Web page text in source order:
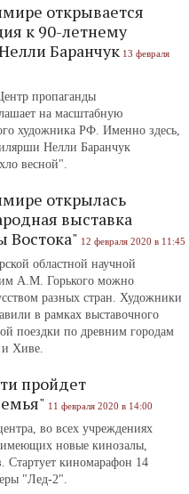
открывается
к 90-летнему
Баранчук 13 февраля
пропаганды
на масштабную
художника РФ. Именно здесь,
Нелли Баранчук
весной".
открылась
выставка
Востока" 12 февраля 2020 в 11:45
областной научной
им А.М. Горького можно
разных стран. Художники
в рамках выставочного
поездки по древним городам
и Хиве.
пройдет
11 февраля 2020 в 14:00
во всех учреждениях
имеющих новые кинозалы,
Стартует киномарафон 14
"Лед-2".